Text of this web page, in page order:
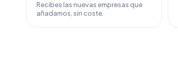
Recibes las nuevas empresas que
añadamos, sin coste.